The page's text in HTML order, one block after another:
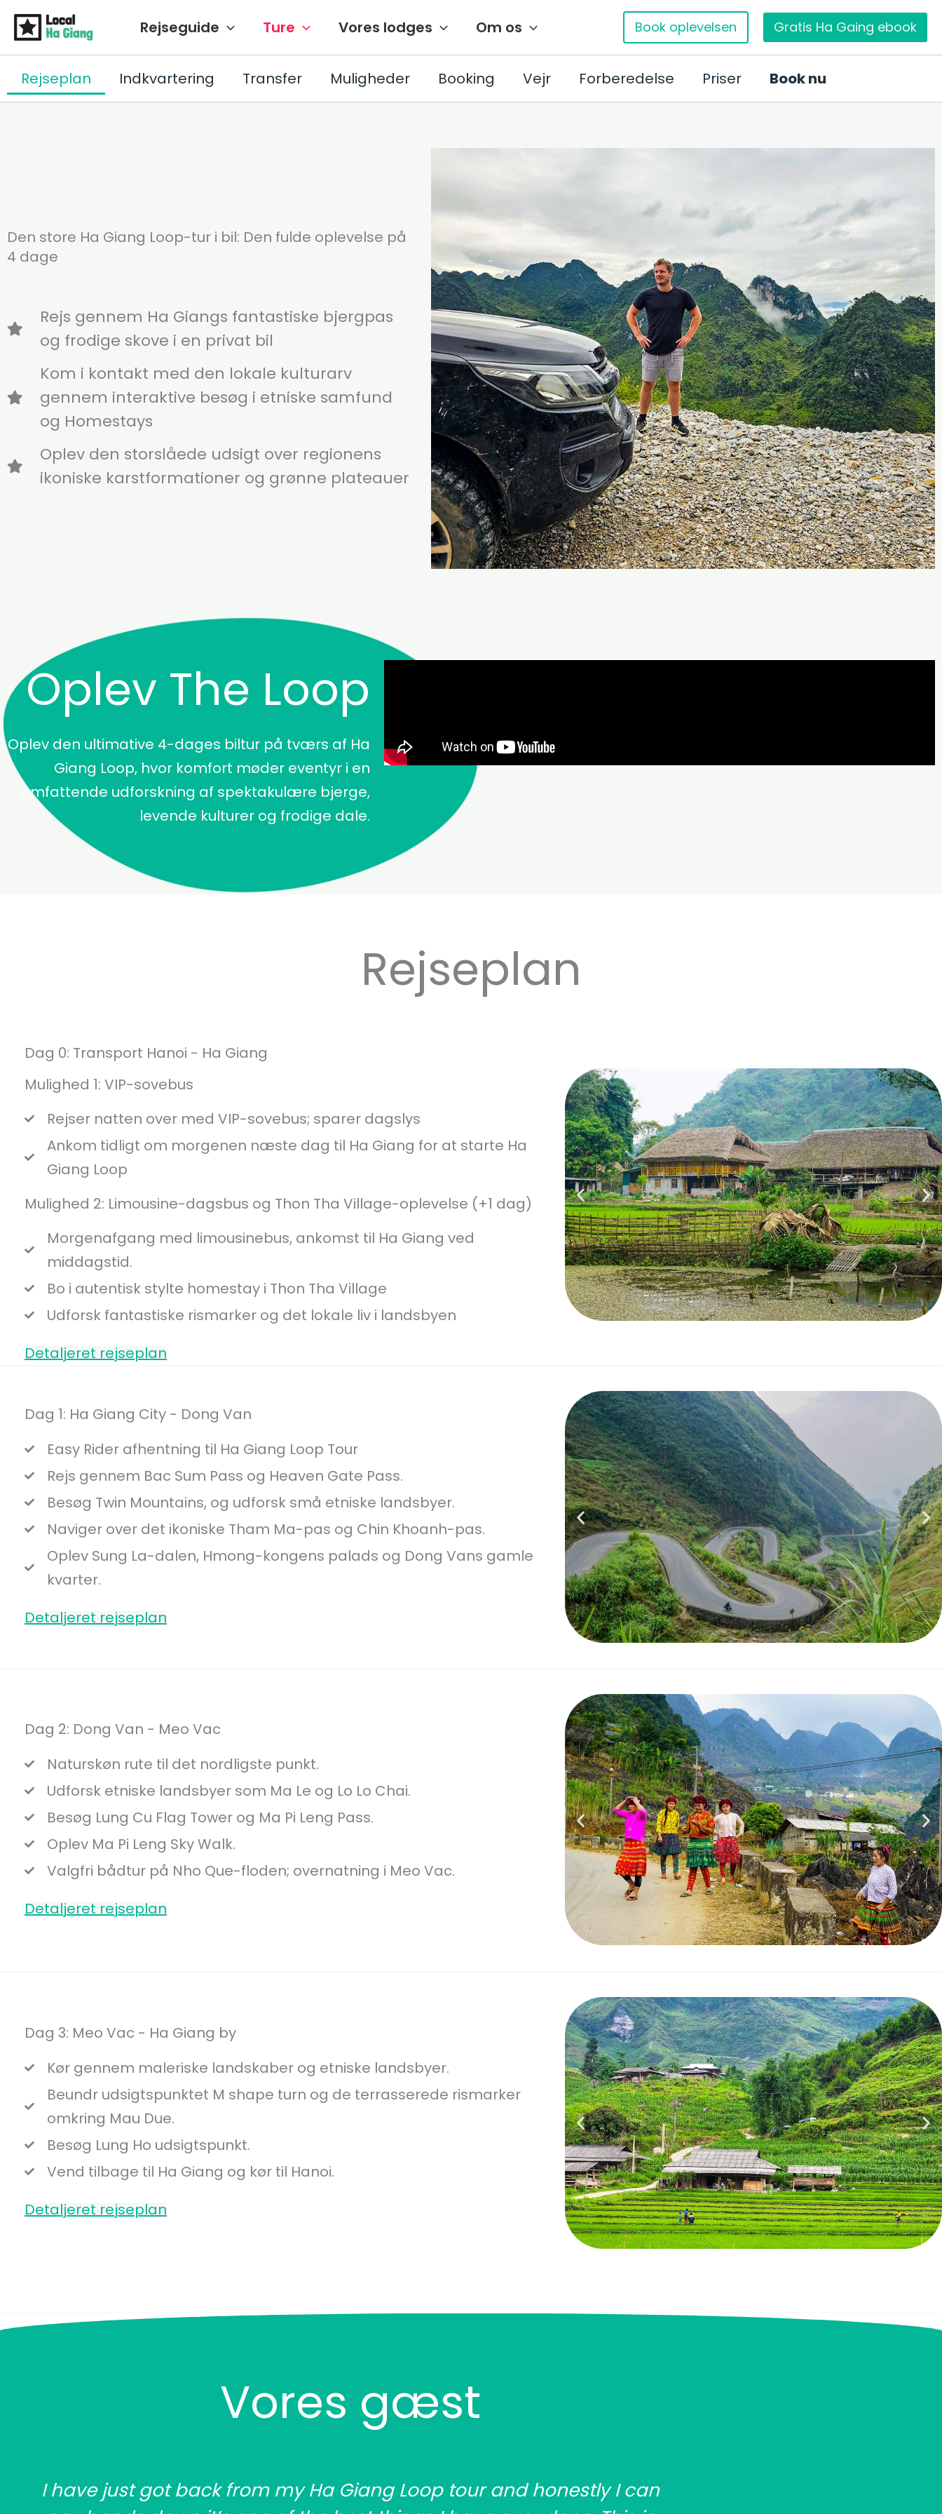
Gå
indholdet
Rejseguide Ture Vores lodges Om os Book oplevelsen Gratis Ha Gaing ebook
Rejseplan Indkvartering Transfer Muligheder Booking Vejr Forberedelse Priser Book nu
Den store Ha Giang Loop-tur i bil: Den fulde oplevelse på
4 dage
Rejs gennem Ha Giangs fantastiske bjergpas
og frodige skove i en privat bil
Kom i kontakt med den lokale kulturarv
gennem interaktive besøg i etniske samfund
og Homestays
Oplev den storslåede udsigt over regionens
ikoniske karstformationer og grønne plateauer
Oplev The Loop
Oplev den ultimative 4-dages biltur på tværs af Ha
Giang Loop, hvor komfort møder eventyr i en
omfattende udforskning af spektakulære bjerge,
levende kulturer og frodige dale.
Rejseplan
Dag 0: Transport Hanoi - Ha Giang
Mulighed 1: VIP-sovebus
Rejser natten over med VIP-sovebus; sparer dagslys
Ankom tidligt om morgenen næste dag til Ha Giang for at starte Ha
Giang Loop
Mulighed 2: Limousine-dagsbus og Thon Tha Village-oplevelse (+1 dag)
Morgenafgang med limousinebus, ankomst til Ha Giang ved
middagstid.
Bo i autentisk stylte homestay i Thon Tha Village
Udforsk fantastiske rismarker og det lokale liv i landsbyen
Detaljeret rejseplan
Dag 1: Ha Giang City - Dong Van
Easy Rider afhentning til Ha Giang Loop Tour
Rejs gennem Bac Sum Pass og Heaven Gate Pass.
Besøg Twin Mountains, og udforsk små etniske landsbyer.
Naviger over det ikoniske Tham Ma-pas og Chin Khoanh-pas.
Oplev Sung La-dalen, Hmong-kongens palads og Dong Vans gamle
kvarter.
Detaljeret rejseplan
Dag 2: Dong Van - Meo Vac
Naturskøn rute til det nordligste punkt.
Udforsk etniske landsbyer som Ma Le og Lo Lo Chai.
Besøg Lung Cu Flag Tower og Ma Pi Leng Pass.
Oplev Ma Pi Leng Sky Walk.
Valgfri bådtur på Nho Que-floden; overnatning i Meo Vac.
Detaljeret rejseplan
Dag 3: Meo Vac - Ha Giang by
Kør gennem maleriske landskaber og etniske landsbyer.
Beundr udsigtspunktet M shape turn og de terrasserede rismarker
omkring Mau Due.
Besøg Lung Ho udsigtspunkt.
Vend tilbage til Ha Giang og kør til Hanoi.
Detaljeret rejseplan
Vores gæst
I have just got back from my Ha Giang Loop tour and honestly I can